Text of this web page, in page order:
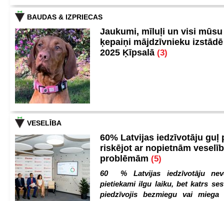
BAUDAS & IZPRIECAS
Jaukumi, mīluļi un visi
ķepaiņi mājdzīvnieku
2025 Ķīpsalā (3)
VESELĪBA
60% Latvijas iedzīvotāju guļ
riskējot ar nopietnām
problēmām (5)
60 % Latvijas iedzīvotāju
pietiekami ilgu laiku, bet katrs
piedzīvojis bezmiegu vai miega